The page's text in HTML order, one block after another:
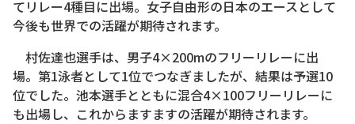
てリレー4種目に出場。女子自由形の日本のエースとして
今後も世界での活躍が期待されます。
村佐達也選手は、男子4×200mのフリーリレーに出
場。第1泳者として1位でつなぎましたが、結果は予選10
位でした。池本選手とともに混合4×100フリーリレーに
も出場し、これからますますの活躍が期待されます。